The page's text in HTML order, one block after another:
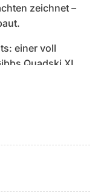
zeichnet –
einer voll
Quadski XL.
fünf Sekunden
bis zu 72